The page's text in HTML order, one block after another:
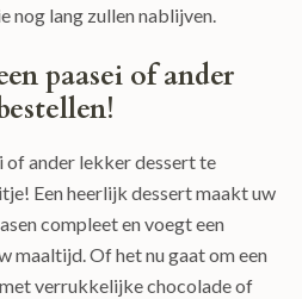
nog lang zullen nablijven.
​​paasei of ander
of ander lekker dessert te
Een heerlijk dessert maakt uw
compleet en voegt een
maaltijd. Of het nu gaat om een
verrukkelijke chocolade of